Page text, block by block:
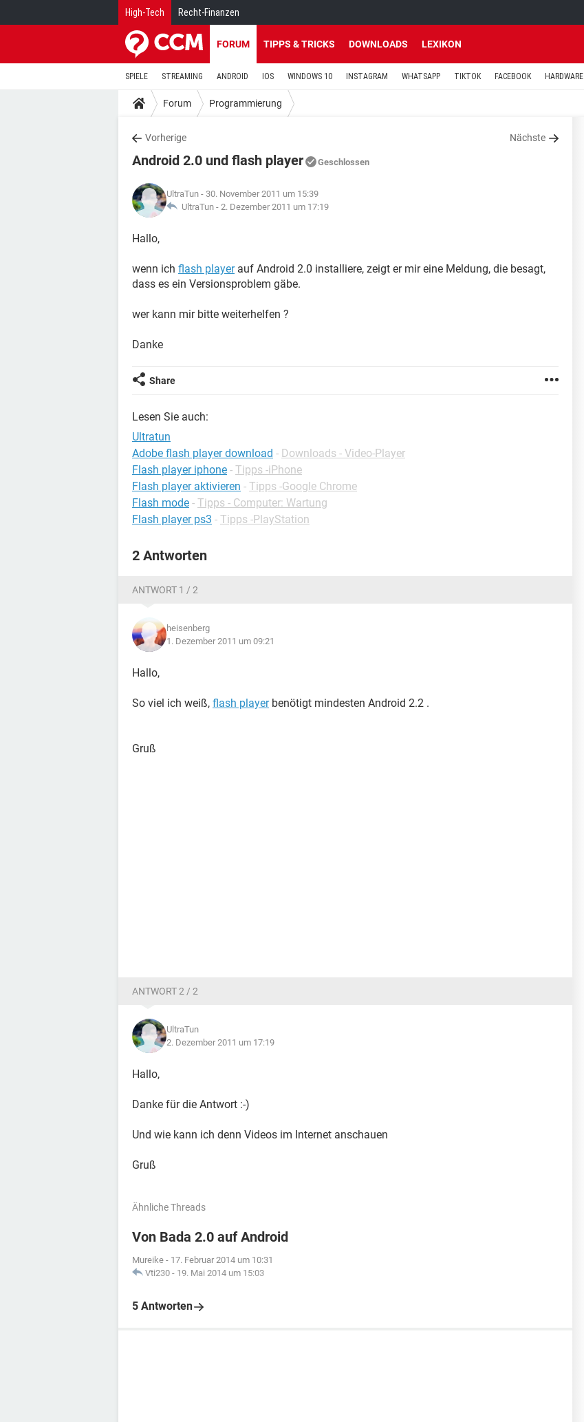
High-Tech Recht-Finanzen
FORUM TIPPS & TRICKS DOWNLOADS LEXIKON
SPIELE STREAMING ANDROID IOS WINDOWS 10 INSTAGRAM WHATSAPP TIKTOK FACEBOOK HARDWARE
Forum Programmierung
Vorherige Nächste
Android 2.0 und flash player Geschlossen
UltraTun - 30. November 2011 um 15:39
UltraTun - 2. Dezember 2011 um 17:19
Hallo,
wenn ich flash playerauf Android 2.0 installiere, zeigt er mir eine Meldung, die besagt,
dass es ein Versionsproblem gäbe.
wer kann mir bitte weiterhelfen ?
Danke
Share
Lesen Sie auch:
Ultratun
Adobe flash player download - Downloads - Video-Player
Flash player iphone - Tipps -iPhone
Flash player aktivieren - Tipps -Google Chrome
Flash mode - Tipps - Computer: Wartung
Flash player ps3 - Tipps -PlayStation
2 Antworten
ANTWORT 1 / 2
heisenberg
1. Dezember 2011 um 09:21
Hallo,
So viel ich weiß, flash playerbenötigt mindesten Android 2.2 .
Gruß
ANTWORT 2 / 2
UltraTun
2. Dezember 2011 um 17:19
Hallo,
Danke für die Antwort :-)
Und wie kann ich denn Videos im Internet anschauen
Gruß
Ähnliche Threads
Von Bada 2.0 auf Android
Mureike - 17. Februar 2014 um 10:31
Vti230 - 19. Mai 2014 um 15:03
5 Antworten